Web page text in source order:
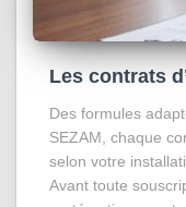
Les contrats
Des formules
SEZAM, chaque
selon votre
Avant toute